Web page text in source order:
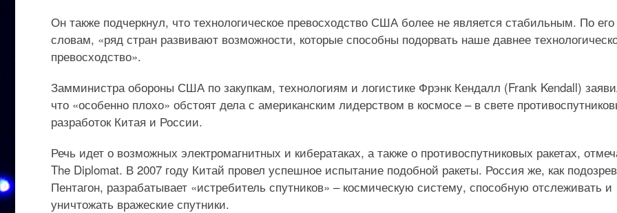
Он также подчеркнул, что технологическое превосходство США более не является стабильным. По его
словам, «ряд стран развивают возможности, которые способны подорвать наше давнее
превосходство».
Замминистра обороны США по закупкам, технологиям и логистике Фрэнк Кендалл (Frank Kendall)
что «особенно плохо» обстоят дела с американским лидерством в космосе – в свете
разработок Китая и России.
Речь идет о возможных электромагнитных и кибератаках, а также о противоспутниковых ракетах,
The Diplomat. В 2007 году Китай провел успешное испытание подобной ракеты. Россия же, как
Пентагон, разрабатывает «истребитель спутников» – космическую систему, способную отслеживать и
уничтожать вражеские спутники.